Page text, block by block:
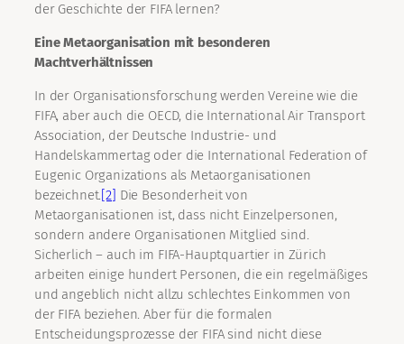
der Geschichte der FIFA lernen?
Eine Metaorganisation mit besonderen
Machtverhältnissen
In der Organisationsforschung werden Vereine wie die
FIFA, aber auch die OECD, die International Air Transport
Association, der Deutsche Industrie- und
Handelskammertag oder die International Federation of
Eugenic Organizations als Metaorganisationen
bezeichnet.[2] Die Besonderheit von
Metaorganisationen ist, dass nicht Einzelpersonen,
sondern andere Organisationen Mitglied sind.
Sicherlich – auch im FIFA-Hauptquartier in Zürich
arbeiten einige hundert Personen, die ein regelmäßiges
und angeblich nicht allzu schlechtes Einkommen von
der FIFA beziehen. Aber für die formalen
Entscheidungsprozesse der FIFA sind nicht diese